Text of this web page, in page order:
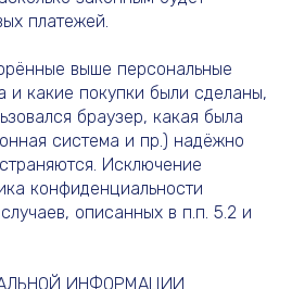
платежей.
выше персональные
и какие покупки были сделаны,
браузер, какая была
система и пр.) надёжно
Исключение
конфиденциальности
описанных в п.п. 5.2 и
ИНФОРМАЦИИ